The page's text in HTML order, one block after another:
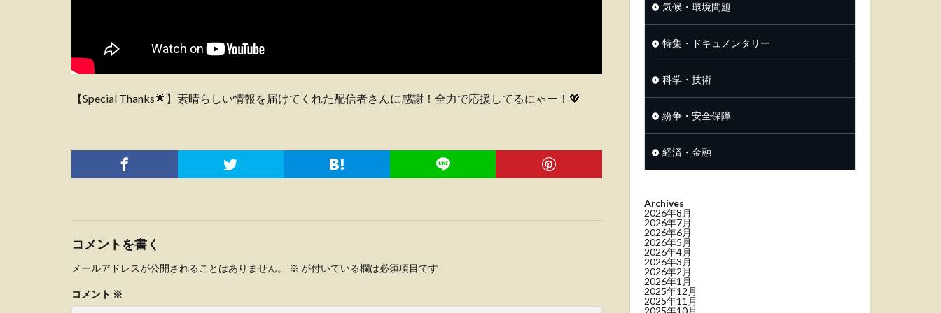
【Special Thanks🌟】素晴らしい情報を届けてくれた配信者さんに感謝！全力で応援してるにゃー！💖
コメントを書く
メールアドレスが公開されることはありません。 ※ が付いている欄は必須項目です
コメント ※
気候・環境問題
特集・ドキュメンタリー
科学・技術
紛争・安全保障
経済・金融
Archives
2026年8月
2026年7月
2026年6月
2026年5月
2026年4月
2026年3月
2026年2月
2026年1月
2025年12月
2025年11月
2025年10月